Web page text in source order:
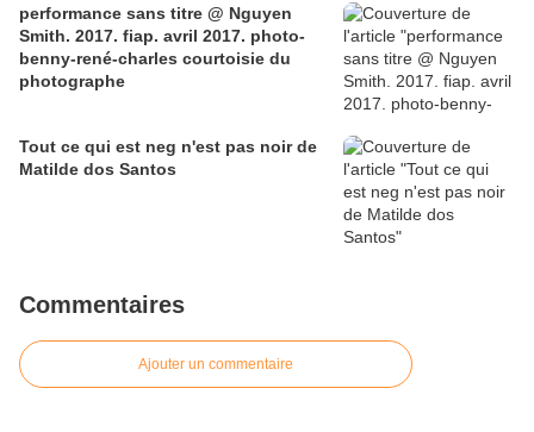
performance sans titre @ Nguyen
Smith. 2017. fiap. avril 2017. photo-
benny-rené-charles courtoisie du
photographe
Tout ce qui est neg n'est pas noir de
Matilde dos Santos
Commentaires
Ajouter un commentaire